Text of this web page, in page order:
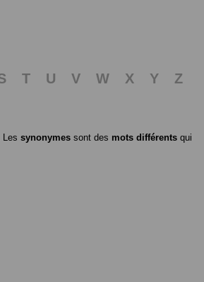
T U V W X Y
Z
Les synonymes sont des mots différents qui